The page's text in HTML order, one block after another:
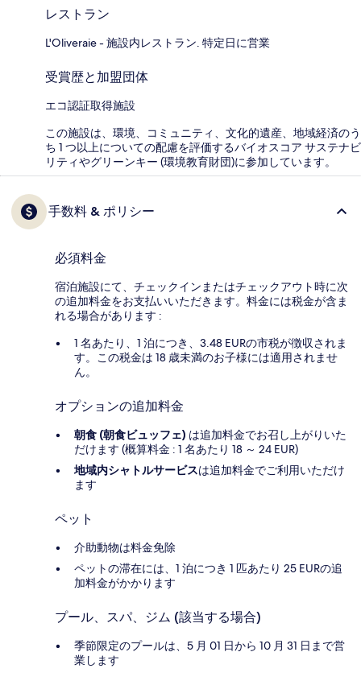
レストラン
L'Oliveraie - 施設内レストラン. 特定日に営業
受賞歴と加盟団体
エコ認証取得施設
この施設は、環境、コミュニティ、文化的遺産、地域経済のう
ち 1 つ以上についての配慮を評価するバイオスコア サステナビ
リティやグリーンキー (環境教育財団)に参加しています。
手数料 & ポリシー
必須料金
宿泊施設にて、チェックインまたはチェックアウト時に次
の追加料金をお支払いいただきます。料金には税金が含ま
れる場合があります :
1 名あたり、1 泊につき、3.48 EURの市税が徴収されま
す。この税金は 18 歳未満のお子様には適用されませ
ん。
オプションの追加料金
朝食 (朝食ビュッフェ) は追加料金でお召し上がりいた
だけます (概算料金 : 1 名あたり 18 ～ 24 EUR)
地域内シャトルサービスは追加料金でご利用いただけ
ます
ペット
介助動物は料金免除
ペットの滞在には、1 泊につき 1 匹あたり 25 EURの追
加料金がかかります
プール、スパ、ジム (該当する場合)
季節限定のプールは、5 月 01 日から 10 月 31 日まで営
業します